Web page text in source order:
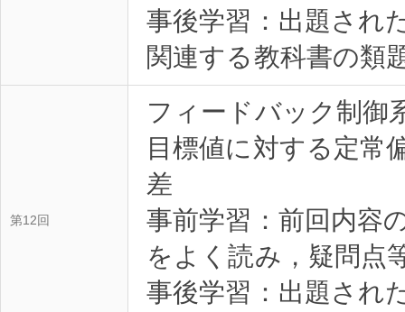
事後学習：出題され
関連する教科書の類
第12回
フィードバック制御
目標値に対する定常
差
事前学習：前回内容
をよく読み，疑問点
事後学習：出題され